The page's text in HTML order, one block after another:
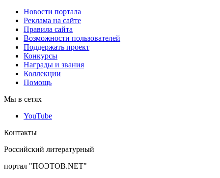
Новости портала
Реклама на сайте
Правила сайта
Возможности пользователей
Поддержать проект
Конкурсы
Награды и звания
Коллекции
Помощь
Мы в сетях
YouTube
Контакты
Российский литературный
портал "ПОЭТОВ.NET"